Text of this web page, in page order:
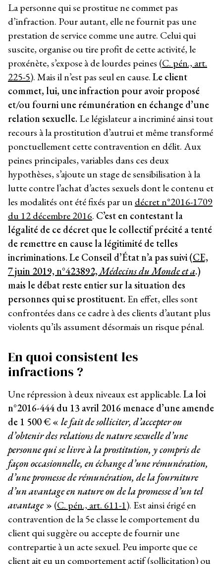
La personne qui se prostitue ne commet pas
d’infraction. Pour autant, elle ne fournit pas une
prestation de service comme une autre. Celui qui
suscite, organise ou tire profit de cette activité, le
proxénète, s’expose à de lourdes peines (C. pén., art.
225-5). Mais il n’est pas seul en cause.Le client
commet, lui, une infraction pour avoir proposé
et/ou fourni une rémunération en échange d’une
relation sexuelle. Le législateur a incriminé ainsi tout
recours à la prostitution d’autrui et même transformé
ponctuellement cette contravention en délit. Aux
peines principales, variables dans ces deux
hypothèses, s’ajoute un stage de sensibilisation à la
lutte contre l’achat d’actes sexuels dont le contenu et
les modalités ont été fixés par un décret n°2016-1709
du 12 décembre 2016. C’est en contestant la
légalité de ce décret que le collectif précité a tenté
de remettre en cause la légitimité de telles
incriminations. Le Conseil d’État n’a pas suivi (CE,
7 juin 2019, n°423892,Médecins du Monde et a.)
mais le débat reste entier sur la situation des
personnes qui se prostituent. En effet, elles sont
confrontées dans ce cadre à des clients d’autant plus
violents qu’ils assument désormais un risque pénal.
En quoi consistent les
infractions ?
Une répression à deux niveaux est applicable.La loi
n°2016-444 du 13 avril 2016 menace d’une amende
de 1 500 € « le fait de solliciter, d’accepter ou
d’obtenir des relations de nature sexuelle d’une
personne qui se livre à la prostitution, y compris de
façon occasionnelle, en échange d’une rémunération,
d’une promesse de rémunération, de la fourniture
d’un avantage en nature ou de la promesse d’un tel
avantage» (C. pén., art. 611-1). Est ainsi érigé en
contravention de la 5eclasse le comportement du
client qui suggère ou accepte de fournir une
contrepartie à un acte sexuel. Peu importe que ce
client ait eu un comportement actif (sollicitation) ou